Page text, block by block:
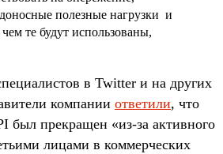
полезные нагрузки и
те будут использованы,
в Twitter и на других
компании ответили, что
был прекращен «из-за активного
лицами в коммерческих